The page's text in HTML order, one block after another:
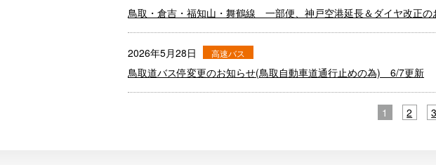
鳥取・倉吉・福知山・舞鶴線 一部便、神戸空港延長＆ダイヤ改正の
2026年5月28日 高速バス
鳥取道バス停変更のお知らせ(鳥取自動車道通行止めの為) 6/7更新
1 2 3